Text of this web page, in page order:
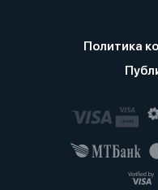
Политика